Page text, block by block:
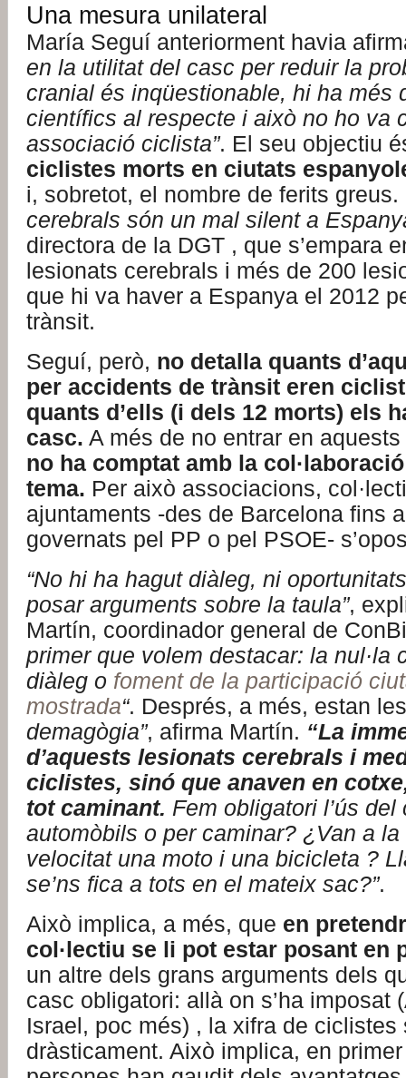
Una mesura unilateral
María Seguí anteriorment havia
en la utilitat del casc per reduir la
cranial és inqüestionable, hi ha més
científics al respecte i això no ho va
associació ciclista”. El seu objectiu
ciclistes morts en ciutats
i, sobretot, el nombre de ferits greus.
cerebrals són un mal silent a
directora de la DGT , que s’empara
lesionats cerebrals i més de 200
que hi va haver a Espanya el 2012
trànsit.
Seguí, però, no detalla quants
per accidents de trànsit eren
quants d’ells (i dels 12 morts) els
casc. A més de no entrar en
no ha comptat amb la
tema. Per això associacions,
ajuntaments -des de Barcelona fins
governats pel PP o pel PSOE-
“No hi ha hagut diàleg, ni
posar arguments sobre la taula”,
Martín, coordinador general de
primer que volem destacar: la nul·la
diàleg o foment de la participació
mostrada“. Després, a més, estan
demagògia”, afirma Martín. “La
d’aquests lesionats cerebrals i
ciclistes, sinó que anaven en
tot caminant. Fem obligatori l’ús
automòbils o per caminar? ¿Van a
velocitat una moto i una bicicleta ?
se’ns fica a tots en el mateix sac?”.
Això implica, a més, que en
col·lectiu se li pot estar posant en
un altre dels grans arguments dels
casc obligatori: allà on s’ha imposat
Israel, poc més) , la xifra de ciclistes
dràsticament. Això implica, en